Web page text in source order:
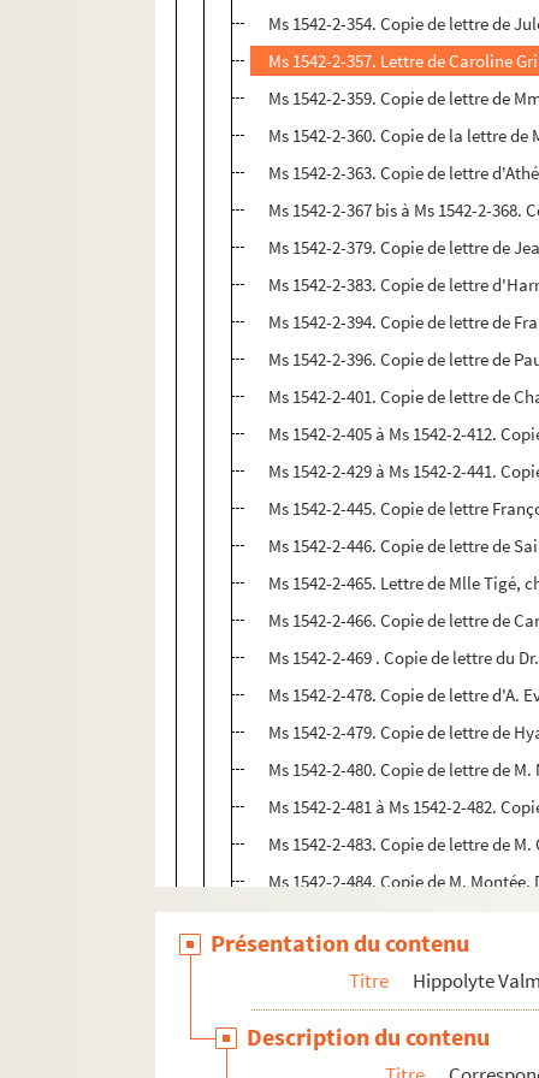
Ms 1542-2-354. Copie de lettre de
Ms 1542-2-359. Copie de lettre de
Ms 1542-2-360. Copie de la lettre
Ms 1542-2-363. Copie de lettre
Ms 1542-2-367 bis à Ms 1542-2-
Ms 1542-2-379. Copie de lettre de
Ms 1542-2-383. Copie de lettre
Ms 1542-2-394. Copie de lettre de
Ms 1542-2-396. Copie de lettre de
Ms 1542-2-401. Copie de lettre de
Ms 1542-2-445. Copie de lettre
Ms 1542-2-446. Copie de lettre de
Ms 1542-2-465. Lettre de Mlle Tigé,
Ms 1542-2-466. Copie de lettre de
Ms 1542-2-469 . Copie de lettre du
Ms 1542-2-479. Copie de lettre de
Ms 1542-2-480. Copie de lettre de
Ms 1542-2-481 à Ms 1542-2-482.
Ms 1542-2-483. Copie de lettre de
Ms 1542-2-484. Copie de M.
Ms 1542-2-485. Copie de lettre
Ms 1542-2-487. Copie de lettre de
Ms 1542-2-488. Copie de lettre de
Ms 1542-2-489 à Ms 1542-2-490.
Ms 1542-2-491. Copie de lettre de
Présentation du contenu
Titre Hippolyte
Description du contenu